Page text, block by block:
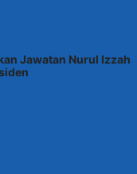
Jawatan Nurul Izzah